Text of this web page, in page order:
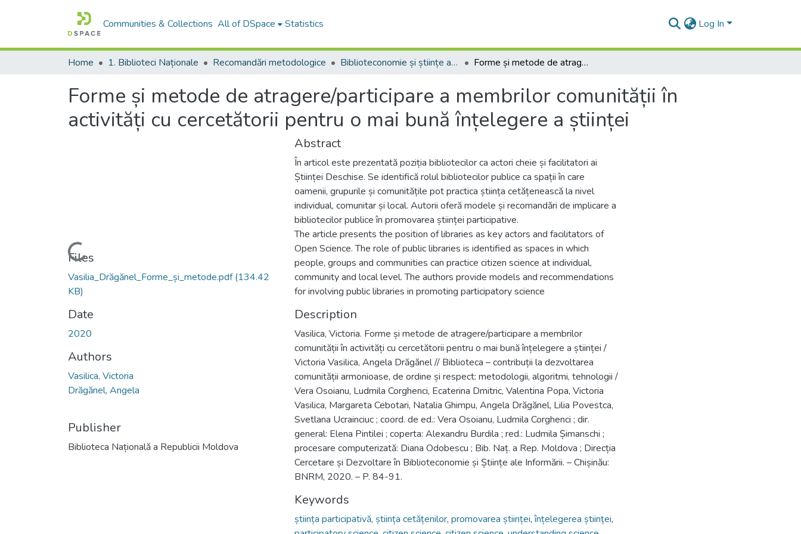
Communities & Collections All of DSpace Statistics Log In
Home 1. Biblioteci Naționale Recomandări metodologice Biblioteconomie și științe ale informării: aspecte teoretice și generalități Forme și metode de atragere/participare a membrilor comunității în activități cu cercetătorii pentru o mai bună înțelegere a științei
Forme și metode de atragere/participare a membrilor comunității în
activități cu cercetătorii pentru o mai bună înțelegere a științei
Loading...
Files
Vasilia_Drăgănel_Forme_și_metode.pdf(134.42
KB)
Date
2020
Authors
Vasilica, Victoria
Drăgănel, Angela
Publisher
Biblioteca Națională a Republicii Moldova
Abstract
În articol este prezentată poziția bibliotecilor ca actori cheie și facilitatori ai
Științei Deschise. Se identifică rolul bibliotecilor publice ca spații în care
oamenii, grupurile și comunitățile pot practica știința cetățenească la nivel
individual, comunitar și local. Autorii oferă modele și recomandări de implicare a
bibliotecilor publice în promovarea științei participative.
The article presents the position of libraries as key actors and facilitators of
Open Science. The role of public libraries is identified as spaces in which
people, groups and communities can practice citizen science at individual,
community and local level. The authors provide models and recommendations
for involving public libraries in promoting participatory science
Description
Vasilica, Victoria. Forme și metode de atragere/participare a membrilor
comunității în activități cu cercetătorii pentru o mai bună înțelegere a științei /
Victoria Vasilica, Angela Drăgănel // Biblioteca – contribuții la dezvoltarea
comunității armonioase, de ordine și respect: metodologii, algoritmi, tehnologii /
Vera Osoianu, Ludmila Corghenci, Ecaterina Dmitric, Valentina Popa, Victoria
Vasilica, Margareta Cebotari, Natalia Ghimpu, Angela Drăgănel, Lilia Povestca,
Svetlana Ucrainciuc ; coord. de ed.: Vera Osoianu, Ludmila Corghenci ; dir.
general: Elena Pintilei ; coperta: Alexandru Burdila ; red.: Ludmila Șimanschi ;
procesare computerizată: Diana Odobescu ; Bib. Naț. a Rep. Moldova ; Direcția
Cercetare și Dezvoltare în Biblioteconomie și Științe ale Informării. – Chișinău:
BNRM, 2020. – P. 84-91.
Keywords
știința participativă, știința cetățenilor, promovarea științei,înțelegerea științei,